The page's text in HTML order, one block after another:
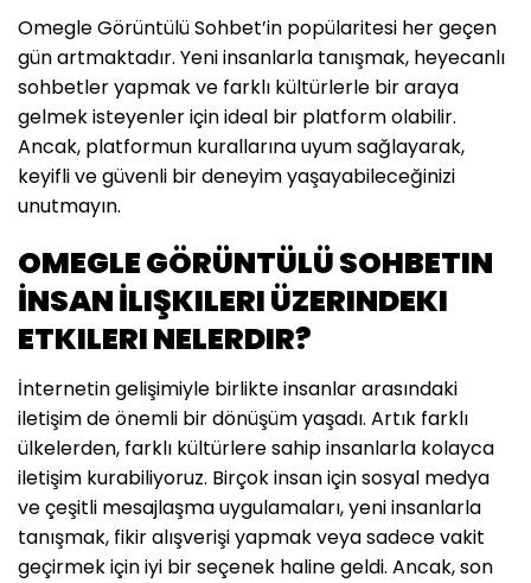
Omegle Görüntülü Sohbet’in popülaritesi her geçen
gün artmaktadır. Yeni insanlarla tanışmak, heyecanlı
sohbetler yapmak ve farklı kültürlerle bir araya
gelmek isteyenler için ideal bir platform olabilir.
Ancak, platformun kurallarına uyum sağlayarak,
keyifli ve güvenli bir deneyim yaşayabileceğinizi
unutmayın.
OMEGLE GÖRÜNTÜLÜ SOHBETIN
İNSAN İLIŞKILERI ÜZERINDEKI
ETKILERI NELERDIR?
İnternetin gelişimiyle birlikte insanlar arasındaki
iletişim de önemli bir dönüşüm yaşadı. Artık farklı
ülkelerden, farklı kültürlere sahip insanlarla kolayca
iletişim kurabiliyoruz. Birçok insan için sosyal medya
ve çeşitli mesajlaşma uygulamaları, yeni insanlarla
tanışmak, fikir alışverişi yapmak veya sadece vakit
geçirmek için iyi bir seçenek haline geldi. Ancak, son